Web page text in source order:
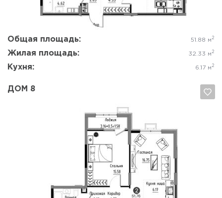
Общая площадь: 51.88 м 2
Жилая площадь: 32.33 м 2
Кухня: 6.17 м 2
ДОМ 8
Да, удалить